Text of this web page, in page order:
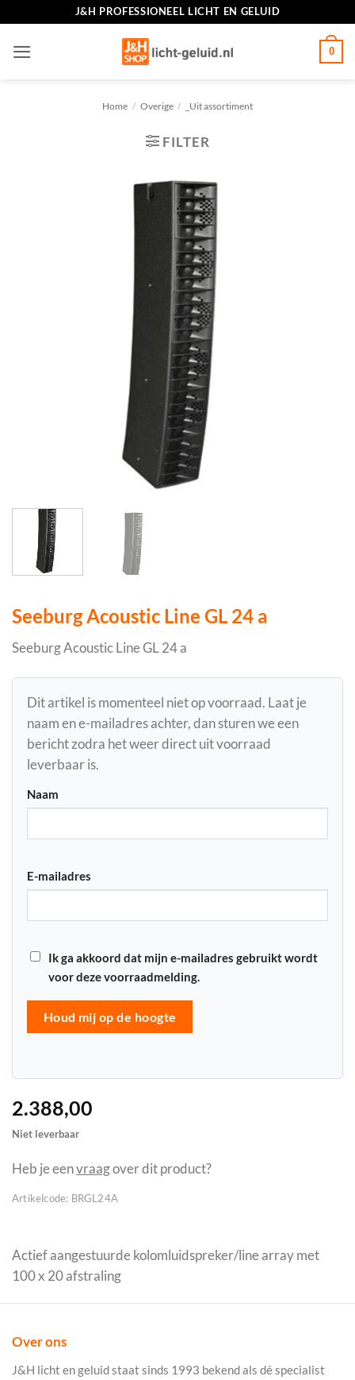
inhoud
J&H PROFESSIONEEL LICHT EN GELUID
0
Home / Overige / _Uit assortiment
FILTER
Seeburg Acoustic Line GL 24 a
Seeburg Acoustic Line GL 24 a
Dit artikel is momenteel niet op voorraad. Laat je
naam en e-mailadres achter, dan sturen we een
bericht zodra het weer direct uit voorraad
leverbaar is.
Naam
E-mailadres
Ik ga akkoord dat mijn e-mailadres gebruikt wordt
voor deze voorraadmelding.
Houd mij op de hoogte
2.388,00
Niet leverbaar
Heb je eenvraagover dit product?
Artikelcode: BRGL24A
Actief aangestuurde kolomluidspreker/line array met
100 x 20 afstraling
Over ons
J&H licht en geluid staat sinds 1993 bekend als dé specialist